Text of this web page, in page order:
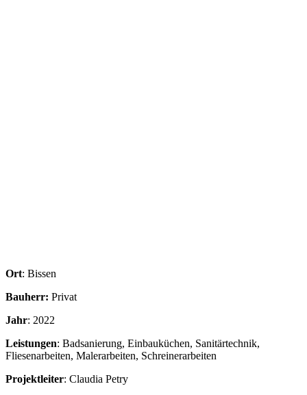
Ort: Bissen
Bauherr: Privat
Jahr: 2022
Leistungen: Badsanierung, Einbauküchen, Sanitärtechnik,
Fliesenarbeiten, Malerarbeiten, Schreinerarbeiten
Projektleiter: Claudia Petry